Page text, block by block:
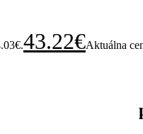
43.22€Aktuálna